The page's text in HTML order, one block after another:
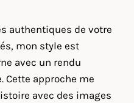
authentiques de votre
mon style est
avec un rendu
Cette approche me
avec des images